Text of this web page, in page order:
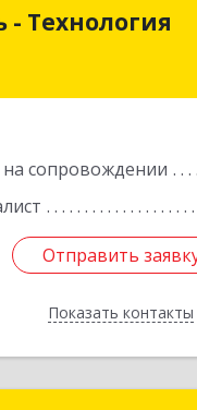
- Технология
сопровождении
Отправить
Показать контакты
Отправить
Назад